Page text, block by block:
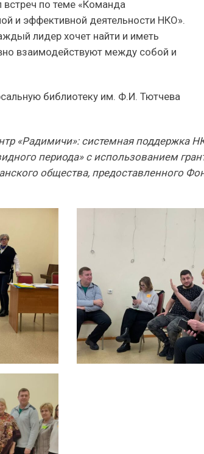
встреч по теме «Команда
и эффективной деятельности НКО».
лидер хочет найти и иметь
взаимодействуют между собой и
библиотеку им. Ф.И. Тютчева
«Радимичи»: системная поддержка
периода» с использованием
общества, предоставленного